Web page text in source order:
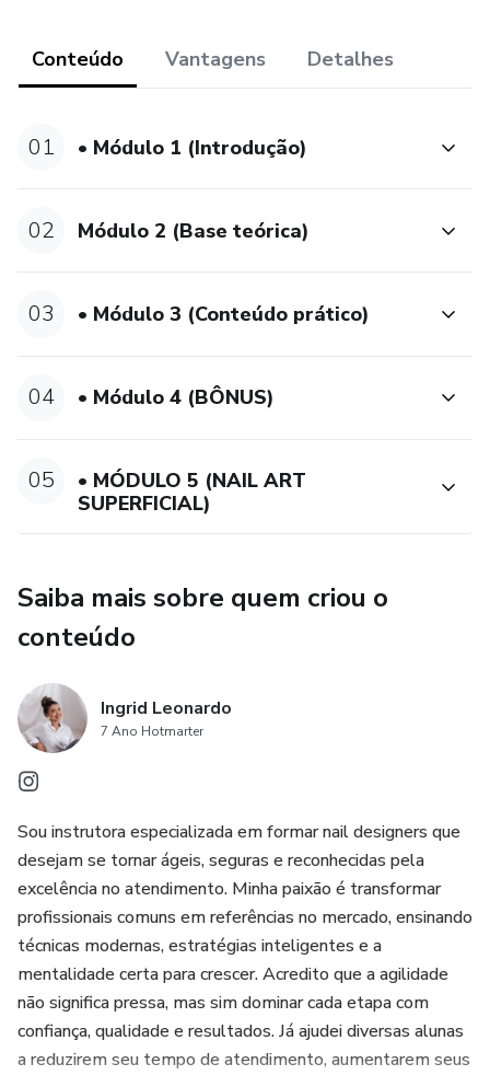
Conteúdo Vantagens Detalhes
01 • Módulo 1 (Introdução)
02 Módulo 2 (Base teórica)
03 • Módulo 3 (Conteúdo prático)
04 • Módulo 4 (BÔNUS)
05
• MÓDULO 5 (NAIL ART
SUPERFICIAL)
Saiba mais sobre quem criou o
conteúdo
Ingrid Leonardo
7 Ano Hotmarter
Sou instrutora especializada em formar nail designers que
desejam se tornar ágeis, seguras e reconhecidas pela
excelência no atendimento. Minha paixão é transformar
profissionais comuns em referências no mercado, ensinando
técnicas modernas, estratégias inteligentes e a
mentalidade certa para crescer. Acredito que a agilidade
não significa pressa, mas sim dominar cada etapa com
confiança, qualidade e resultados. Já ajudei diversas alunas
a reduzirem seu tempo de atendimento, aumentarem seus